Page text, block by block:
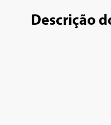
Descrição